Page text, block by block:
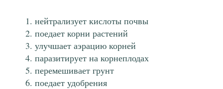
нейтрализует кислоты почвы
поедает корни растений
улучшает аэрацию корней
паразитирует на корнеплодах
перемешивает грунт
поедает удобрения